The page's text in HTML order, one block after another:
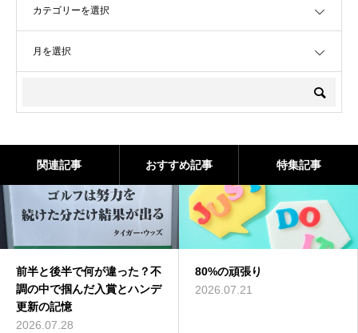
関連記事 おすすめ記事 特集記事
前半と後半で何が違った？不
調の中で掴んだ入賞とハンデ
更新の記憶
2026.07.28
80%の頑張り
2026.07.21